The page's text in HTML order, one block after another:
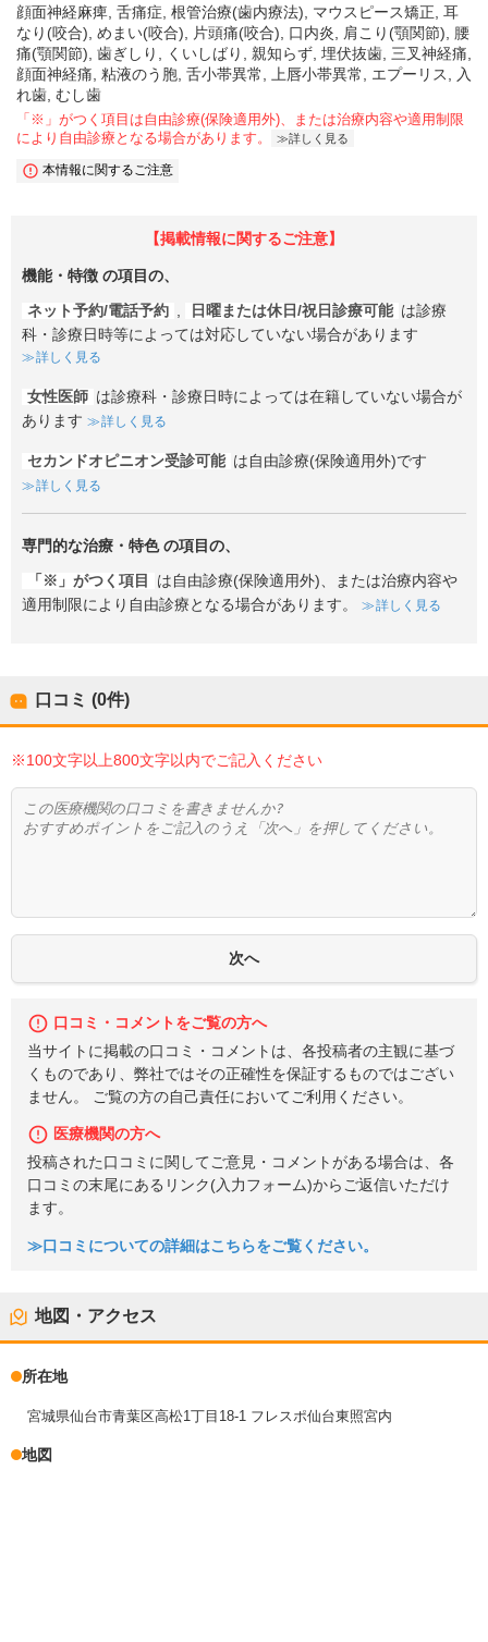
顔面神経麻痺, 舌痛症, 根管治療(歯内療法), マウスピース矯正, 耳
なり(咬合), めまい(咬合), 片頭痛(咬合), 口内炎, 肩こり(顎関節), 腰
痛(顎関節), 歯ぎしり, くいしばり, 親知らず, 埋伏抜歯, 三叉神経痛,
顔面神経痛, 粘液のう胞, 舌小帯異常, 上唇小帯異常, エプーリス, 入
れ歯, むし歯
「※」がつく項目は自由診療(保険適用外)、または治療内容や適用制限
により自由診療となる場合があります。
詳しく見る
本情報に関するご注意
【掲載情報に関するご注意】
機能・特徴 の項目の、
ネット予約/電話予約 日曜または休日/祝日診療可能 は診療
科・診療日時等によっては対応していない場合があります
詳しく見る
女性医師 は診療科・診療日時によっては在籍していない場合が
あります
詳しく見る
セカンドオピニオン受診可能 は自由診療(保険適用外)です
詳しく見る
専門的な治療・特色の項目の、
「※」がつく項目
は自由診療(保険適用外)、または治療内容や
適用制限により自由診療となる場合があります。
詳しく見る
口コミ (0件)
※100文字以上800文字以内でご記入ください
口コミ・コメントをご覧の方へ
当サイトに掲載の口コミ・コメントは、各投稿者の主観に基づ
くものであり、弊社ではその正確性を保証するものではござい
ません。 ご覧の方の自己責任においてご利用ください。
医療機関の方へ
投稿された口コミに関してご意見・コメントがある場合は、各
口コミの末尾にあるリンク(入力フォーム)からご返信いただけ
ます。
≫口コミについての詳細はこちらをご覧ください。
地図・アクセス
所在地
宮城県仙台市青葉区高松1丁目18-1 フレスポ仙台東照宮内
地図